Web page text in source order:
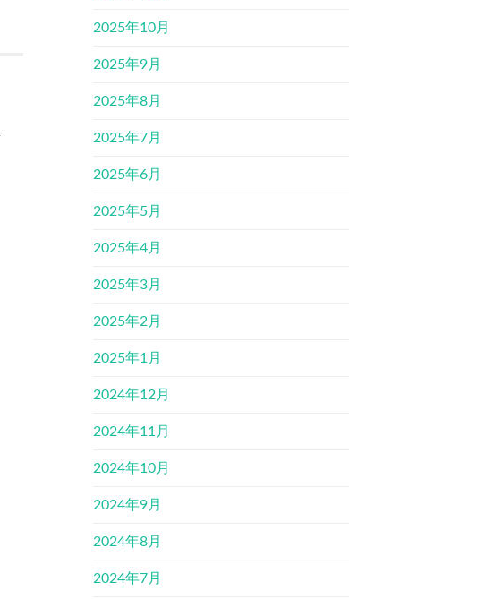
2025年10月
2025年9月
2025年8月
2025年7月
2025年6月
2025年5月
2025年4月
2025年3月
2025年2月
2025年1月
2024年12月
2024年11月
2024年10月
2024年9月
2024年8月
2024年7月